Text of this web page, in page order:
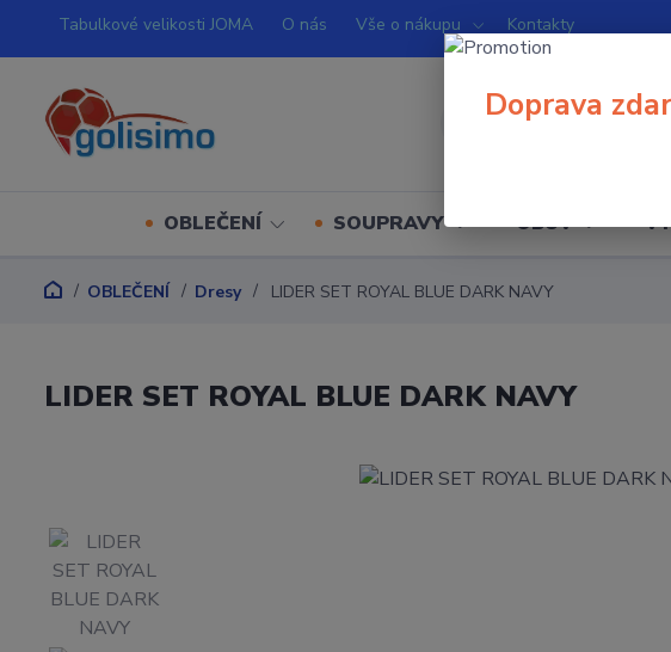
Tabulkové velikosti JOMA O nás Vše o nákupu Kontakty
OBLEČENÍ SOUPRAVY OBUV
OBLEČENÍ Dresy LIDER SET ROYAL BLUE DARK NAVY
LIDER SET ROYAL BLUE DARK NAVY
Doprava